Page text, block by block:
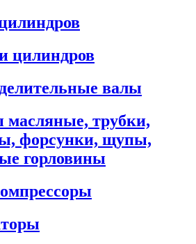
цилиндров
валы
масляные, трубки,
форсунки, щупы,
горловины